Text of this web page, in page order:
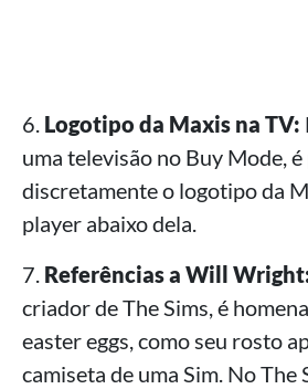
6. Logotipo da Maxis na TV:
uma televisão no Buy Mode,
discretamente o logotipo da
player abaixo dela.
7. Referências a Will
criador de The Sims, é
easter eggs, como seu rosto
camiseta de uma Sim. No